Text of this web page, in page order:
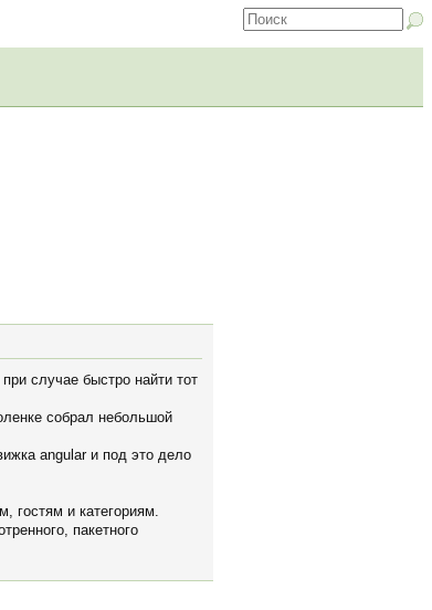
случае быстро найти тот
собрал небольшой
angular и под это дело
гостям и категориям.
пакетного